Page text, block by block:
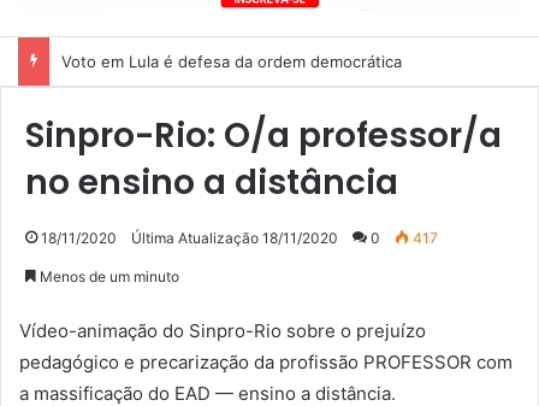
Voto em Lula é defesa da ordem democrática
Sinpro-Rio: O/a professor/a
no ensino a distância
18/11/2020 Última Atualização 18/11/2020 0 417
Menos de um minuto
Vídeo-animação do Sinpro-Rio sobre o prejuízo
pedagógico e precarização da profissão PROFESSOR com
a massificação do EAD — ensino a distância.